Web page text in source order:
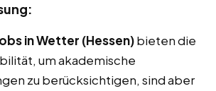
in Wetter (Hessen)bieten die
um akademische
zu berücksichtigen, sind aber